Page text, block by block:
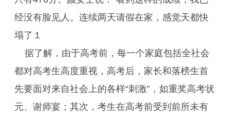
经没有脸见人。连续两天请假在家，感觉天都快
塌了１
据了解，由于高考前，每一个家庭包括全社会
都对高考生高度重视，高考后，家长和落榜生首
先要面对来自社会上的各样“刺激”，如重奖高考状
元、谢师宴；其次，考生在高考前受到前所未有